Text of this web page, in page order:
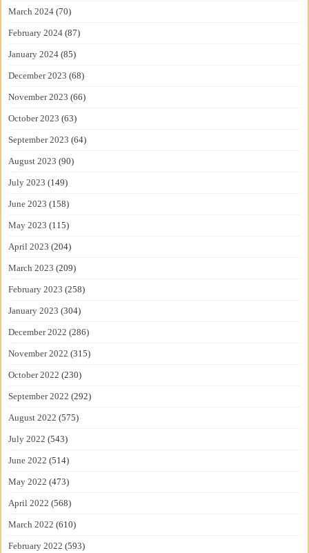
March 2024 (70)
February 2024 (87)
January 2024 (85)
December 2023 (68)
November 2023 (66)
October 2023 (63)
September 2023 (64)
August 2023 (90)
July 2023 (149)
June 2023 (158)
May 2023 (115)
April 2023 (204)
March 2023 (209)
February 2023 (258)
January 2023 (304)
December 2022 (286)
November 2022 (315)
October 2022 (230)
September 2022 (292)
August 2022 (575)
July 2022 (543)
June 2022 (514)
May 2022 (473)
April 2022 (568)
March 2022 (610)
February 2022 (593)